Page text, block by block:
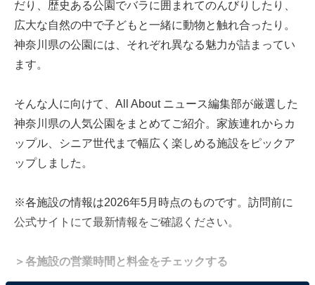
だり、歴史ある公園でバラに囲まれてのんびりしたり、
広大な自然の中で子どもと一緒に動物と触れ合ったり。
神奈川県の公園には、それぞれ異なる魅力が詰まってい
ます。
そんな人に向けて、All About ニュース編集部が厳選した
神奈川県の人気公園をまとめてご紹介。家族連れからカ
ップル、シニア世代まで幅広く楽しめる施設をピックア
ップしました。
※各施設の情報は2026年5月時点のものです。訪問前に
公式サイトにて最新情報をご確認ください。
＞各施設の営業時間と料金をチェックする